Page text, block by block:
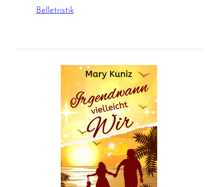
Belletristik